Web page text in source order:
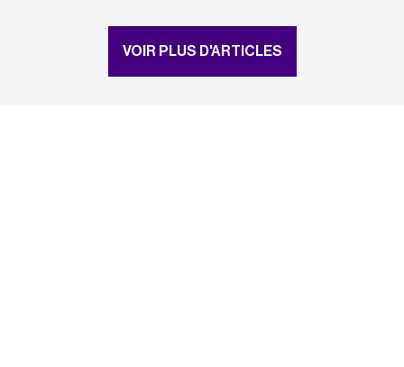
VOIR PLUS D'ARTICLES